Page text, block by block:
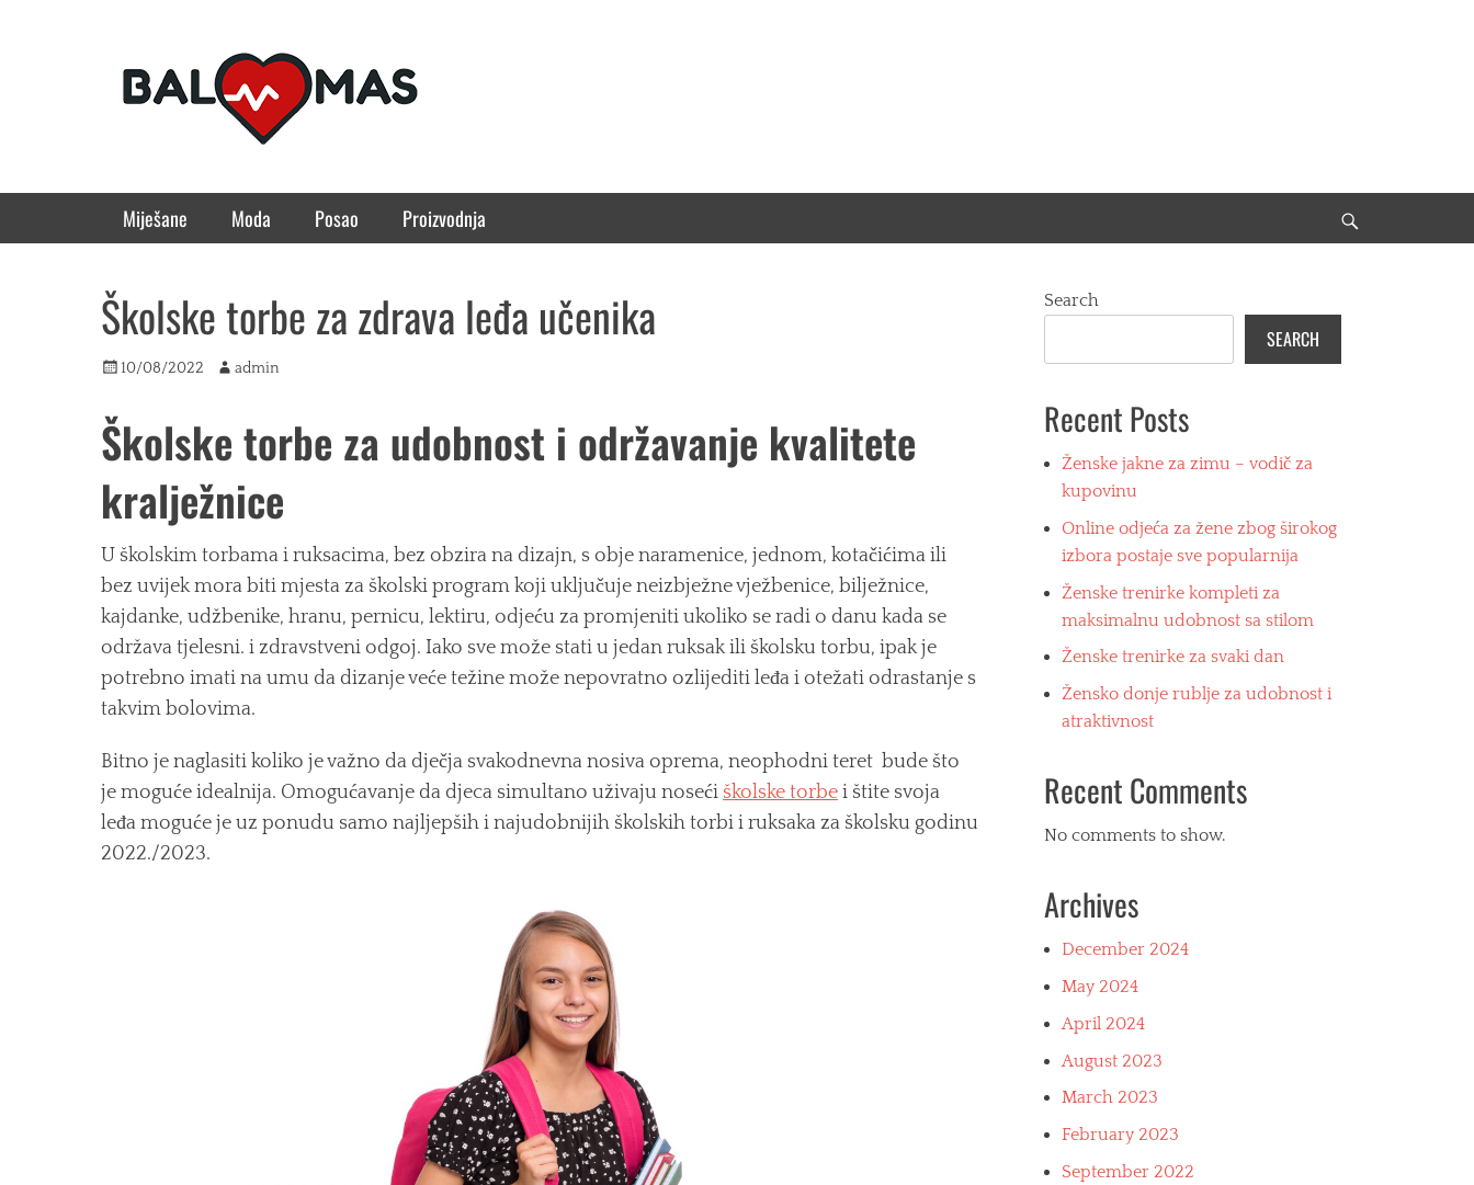
Bal Mas
Primary Menu
Skip
to
Miješane Moda Posao Proizvodnja
Školske torbe za zdrava leđa učenika
Posted
10/08/2022 Author
admin
Školske torbe za udobnost i održavanje kvalitete
kralježnice
U školskim torbama i ruksacima, bez obzira na dizajn, s obje naramenice, jednom, kotačićima ili
bez uvijek mora biti mjesta za školski program koji uključuje neizbježne vježbenice, bilježnice,
kajdanke, udžbenike, hranu, pernicu, lektiru, odjeću za promjeniti ukoliko se radi o danu kada se
održava tjelesni. i zdravstveni odgoj. Iako sve može stati u jedan ruksak ili školsku torbu, ipak je
potrebno imati na umu da dizanje veće težine može nepovratno ozlijediti leđa i otežati odrastanje s
takvim bolovima.
Bitno je naglasiti koliko je važno da dječja svakodnevna nosiva oprema, neophodni teret bude što
je moguće idealnija. Omogućavanje da djeca simultano uživaju noseći školske torbe i štite svoja
leđa moguće je uz ponudu samo najljepših i najudobnijih školskih torbi i ruksaka za školsku godinu
2022./2023.
Search
SEARCH
Recent Posts
Ženske jakne za zimu – vodič za
kupovinu
Online odjeća za žene zbog širokog
izbora postaje sve popularnija
Ženske trenirke kompleti za
maksimalnu udobnost sa stilom
Ženske trenirke za svaki dan
Žensko donje rublje za udobnost i
atraktivnost
Recent Comments
No comments to show.
Archives
December 2024
May 2024
April 2024
August 2023
March 2023
February 2023
September 2022